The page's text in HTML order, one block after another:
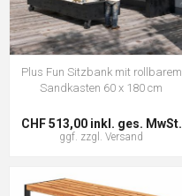
Plus Fun Sitzbank mit rollbarem
Sandkasten 60 x 180 cm
CHF 513,00 inkl. ges. MwSt.
ggf. zzgl. Versand